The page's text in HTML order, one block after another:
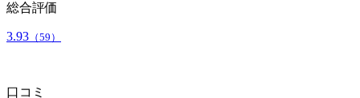
総合評価
3.93 （59）
口コミ